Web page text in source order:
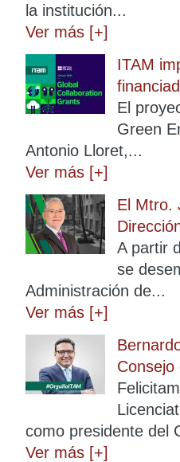
la institución...
Ver más [+]
ITAM
El
Green
Antonio Lloret,...
Ver más [+]
El Mtro.
A partir
se
Administración de...
Ver más [+]
Consejo
como presidente del
Ver más [+]